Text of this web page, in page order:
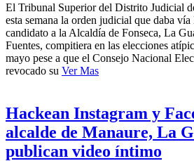
El Tribunal Superior del Distrito Judicial
esta semana la orden judicial que daba
candidato a la Alcaldía de Fonseca, La
Fuentes, compitiera en las elecciones
mayo pese a que el Consejo Nacional
revocado su Ver Mas
Hackean Instagram y
alcalde de Manaure, La
publican video íntimo